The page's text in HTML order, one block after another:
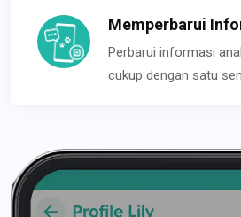
Memperbarui
Perbarui informasi
cukup dengan satu